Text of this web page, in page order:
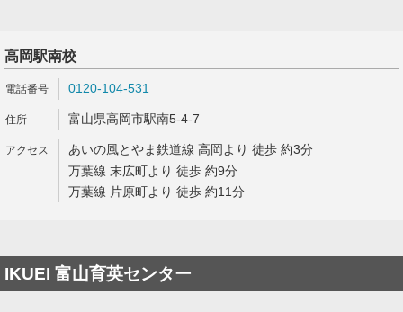
高岡駅南校
0120-104-531
富山県高岡市駅南5-4-7
あいの風とやま鉄道線 高岡より 徒歩 約3分
万葉線 末広町より 徒歩 約9分
万葉線 片原町より 徒歩 約11分
IKUEI 富山育英センター